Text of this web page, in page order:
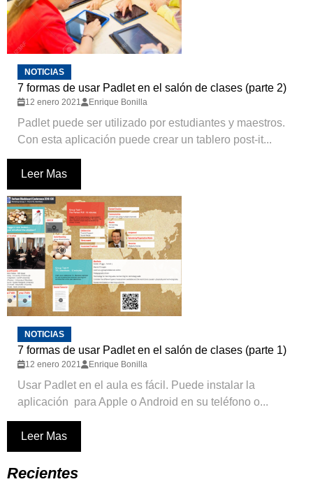
NOTICIAS
7 formas de usar Padlet en el salón de clases (parte 2)
12 enero 2021 Enrique Bonilla
Padlet puede ser utilizado por estudiantes y maestros.
Con esta aplicación puede crear un tablero post-it...
Leer Mas
NOTICIAS
7 formas de usar Padlet en el salón de clases (parte 1)
12 enero 2021 Enrique Bonilla
Usar Padlet en el aula es fácil. Puede instalar la
aplicación para Apple o Android en su teléfono o...
Leer Mas
Recientes